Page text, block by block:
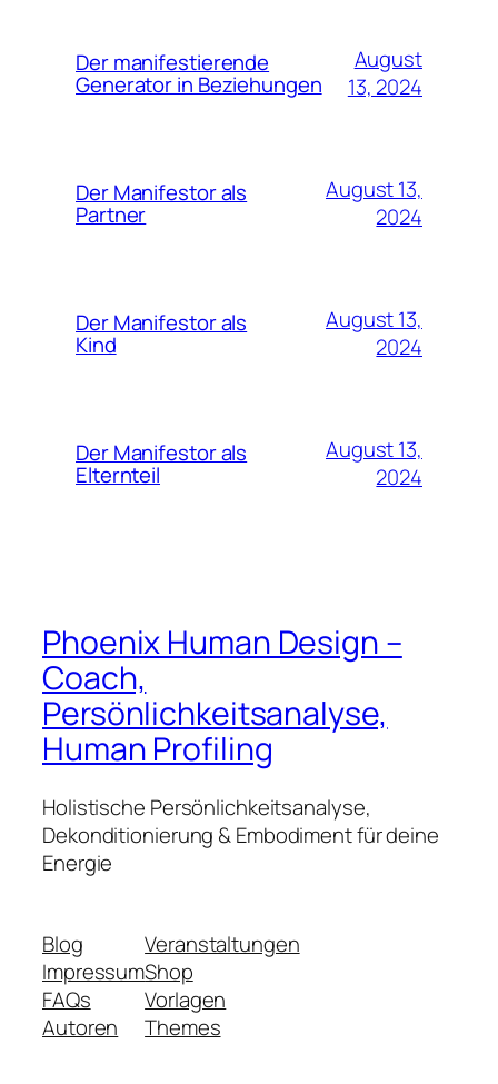
Der manifestierende
Generator in Beziehungen
August
13, 2024
Der Manifestor als
Partner
August 13,
2024
Der Manifestor als
Kind
August 13,
2024
Der Manifestor als
Elternteil
August 13,
2024
Phoenix Human Design –
Coach,
Persönlichkeitsanalyse,
Human Profiling
Holistische Persönlichkeitsanalyse,
Dekonditionierung & Embodiment für deine
Energie
Blog
Impressum
FAQs
Autoren
Veranstaltungen
Shop
Vorlagen
Themes